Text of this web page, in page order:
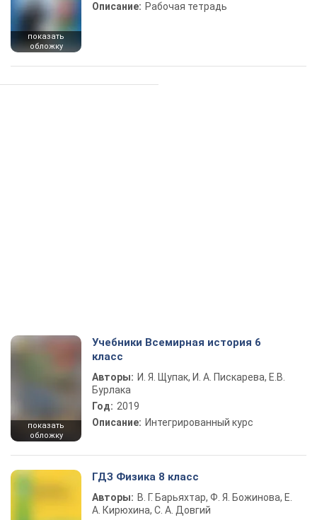
показать
обложку
Описание: Рабочая тетрадь
показать
обложку
Учебники Всемирная история 6
класс
Авторы: И. Я. Щупак, И. А. Пискарева, Е.В.
Бурлака
Год: 2019
Описание: Интегрированный курс
ГДЗ Физика 8 класс
Авторы: В. Г. Барьяхтар, Ф. Я. Божинова, Е.
А. Кирюхина, С. А. Довгий